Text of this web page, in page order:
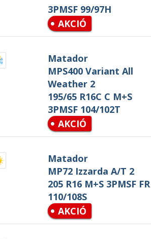
3PMSF 99/97H
AKCIÓ
Matador
MPS400 Variant All
Weather 2
195/65 R16C C M+S
3PMSF 104/102T
AKCIÓ
Matador
MP72 Izzarda A/T 2
205 R16 M+S 3PMSF FR
110/108S
AKCIÓ